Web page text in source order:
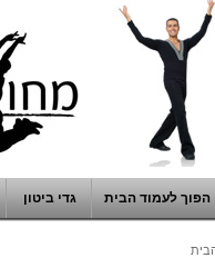
הפוך לעמוד הבית גדי ביטון